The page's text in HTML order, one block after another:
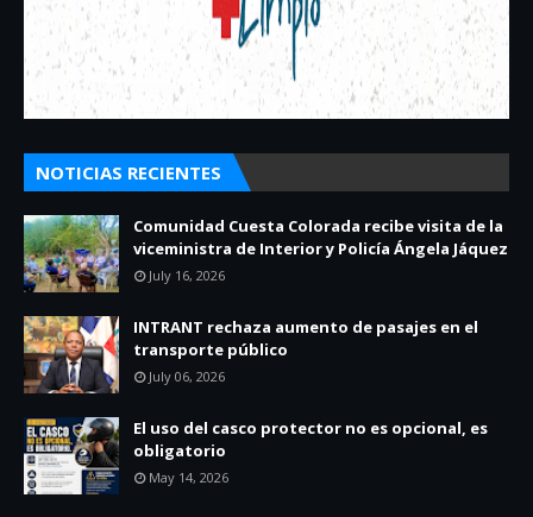
NOTICIAS RECIENTES
Comunidad Cuesta Colorada recibe visita de la
viceministra de Interior y Policía Ángela Jáquez
July 16, 2026
INTRANT rechaza aumento de pasajes en el
transporte público
July 06, 2026
El uso del casco protector no es opcional, es
obligatorio
May 14, 2026